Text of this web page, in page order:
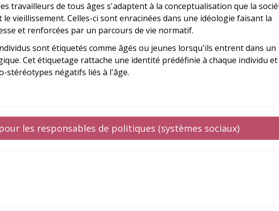
travailleurs de tous âges s'adaptent à la conceptualisation que la
vieillissement. Celles-ci sont enracinées dans une idéologie faisant la
et renforcées par un parcours de vie normatif.
sont étiquetés comme âgés ou jeunes lorsqu'ils entrent dans un
Cet étiquetage rattache une identité prédéfinie à chaque individu et
stéréotypes négatifs liés à l'âge.
les responsables de politiques (systèmes sociaux)